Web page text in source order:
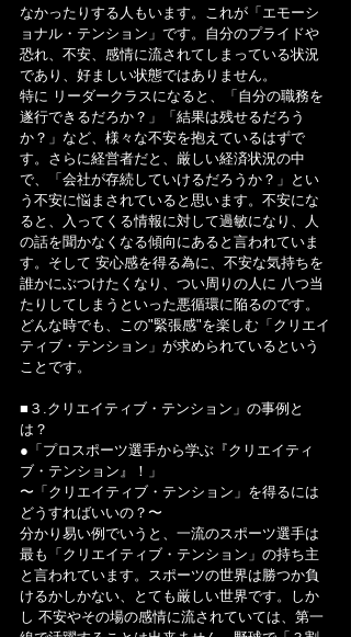
なかったりする人もいます。これが「エモーシ
ョナル・テンション」です。自分のプライドや
恐れ、不安、感情に流されてしまっている状況
であり、好ましい状態ではありません。
特に リーダークラスになると、「自分の職務を
遂行できるだろか？」「結果は残せるだろう
か？」など、様々な不安を抱えているはずで
す。さらに経営者だと、厳しい経済状況の中
で、「会社が存続していけるだろうか？」とい
う不安に悩まされていると思います。不安にな
ると、入ってくる情報に対して過敏になり、人
の話を聞かなくなる傾向にあると言われていま
す。そして 安心感を得る為に、不安な気持ちを
誰かにぶつけたくなり、つい周りの人に 八つ当
たりしてしまうといった悪循環に陥るのです。
どんな時でも、この"緊張感"を楽しむ「クリエイ
ティブ・テンション」が求められているという
ことです。
■３.クリエイティブ・テンション」の事例と
は？
●「プロスポーツ選手から学ぶ『クリエイティ
ブ・テンション』！」
〜「クリエイティブ・テンション」を得るには
どうすればいいの？〜
分かり易い例でいうと、一流のスポーツ選手は
最も「クリエイティブ・テンション」の持ち主
と言われています。スポーツの世界は勝つか負
けるかしかない、とても厳しい世界です。しか
し 不安やその場の感情に流されていては、第一